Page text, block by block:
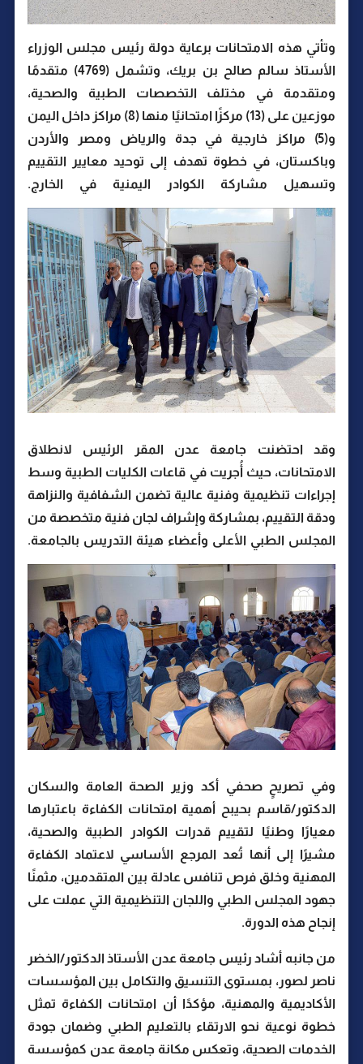
وتأتي هذه الامتحانات برعاية دولة رئيس مجلس الوزراء
الأستاذ سالم صالح بن بريك، وتشمل (4769) متقدمًا
ومتقدمة في مختلف التخصصات الطبية والصحية،
موزعين على (13) مركزًا امتحانيًا منها (8) مراكز داخل اليمن
و(5) مراكز خارجية في جدة والرياض ومصر والأردن
وباكستان، في خطوة تهدف إلى توحيد معايير التقييم
وتسهيل مشاركة الكوادر اليمنية في الخارج.
وقد احتضنت جامعة عدن المقر الرئيس لانطلاق
الامتحانات، حيث أُجريت في قاعات الكليات الطبية وسط
إجراءات تنظيمية وفنية عالية تضمن الشفافية والنزاهة
ودقة التقييم، بمشاركة وإشراف لجان فنية متخصصة من
المجلس الطبي الأعلى وأعضاء هيئة التدريس بالجامعة.
وفي تصريحٍ صحفي أكد وزير الصحة العامة والسكان
الدكتور/قاسم بحيبح أهمية امتحانات الكفاءة باعتبارها
معيارًا وطنيًا لتقييم قدرات الكوادر الطبية والصحية،
مشيرًا إلى أنها تُعد المرجع الأساسي لاعتماد الكفاءة
المهنية وخلق فرص تنافس عادلة بين المتقدمين، مثمنًا
جهود المجلس الطبي واللجان التنظيمية التي عملت على
إنجاح هذه الدورة.
من جانبه أشاد رئيس جامعة عدن الأستاذ الدكتور/الخضر
ناصر لصور، بمستوى التنسيق والتكامل بين المؤسسات
الأكاديمية والمهنية، مؤكدًا أن امتحانات الكفاءة تمثل
خطوة نوعية نحو الارتقاء بالتعليم الطبي وضمان جودة
الخدمات الصحية، وتعكس مكانة جامعة عدن كمؤسسة